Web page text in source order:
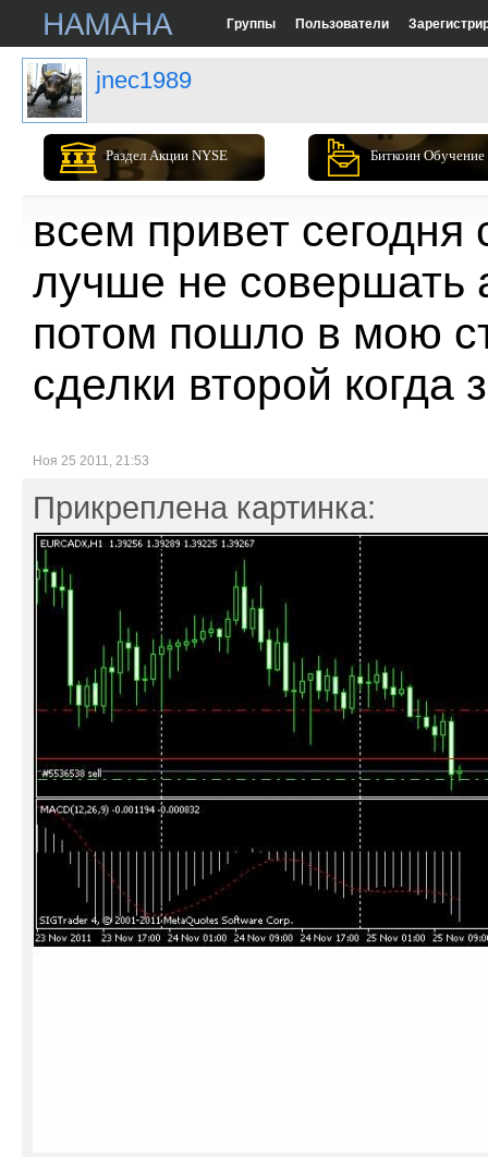
Группы Пользователи
jnec1989
Раздел Акции NYSE Биткоин Обучение
всем привет
лучше не совершать
потом пошло в мою
сделки второй когда
Ноя 25 2011, 21:53
Прикреплена картинка: